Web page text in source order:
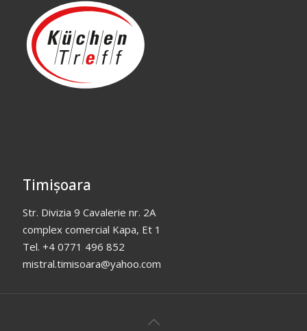
Timișoara
Str. Divizia 9 Cavalerie nr. 2A
complex comercial Kapa, Et 1
Tel. +4 0771 496 852
mistral.timisoara@yahoo.com